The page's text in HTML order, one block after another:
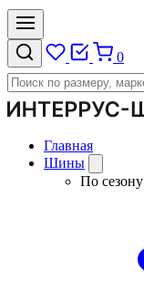
0
Главная
Шины
По сезону